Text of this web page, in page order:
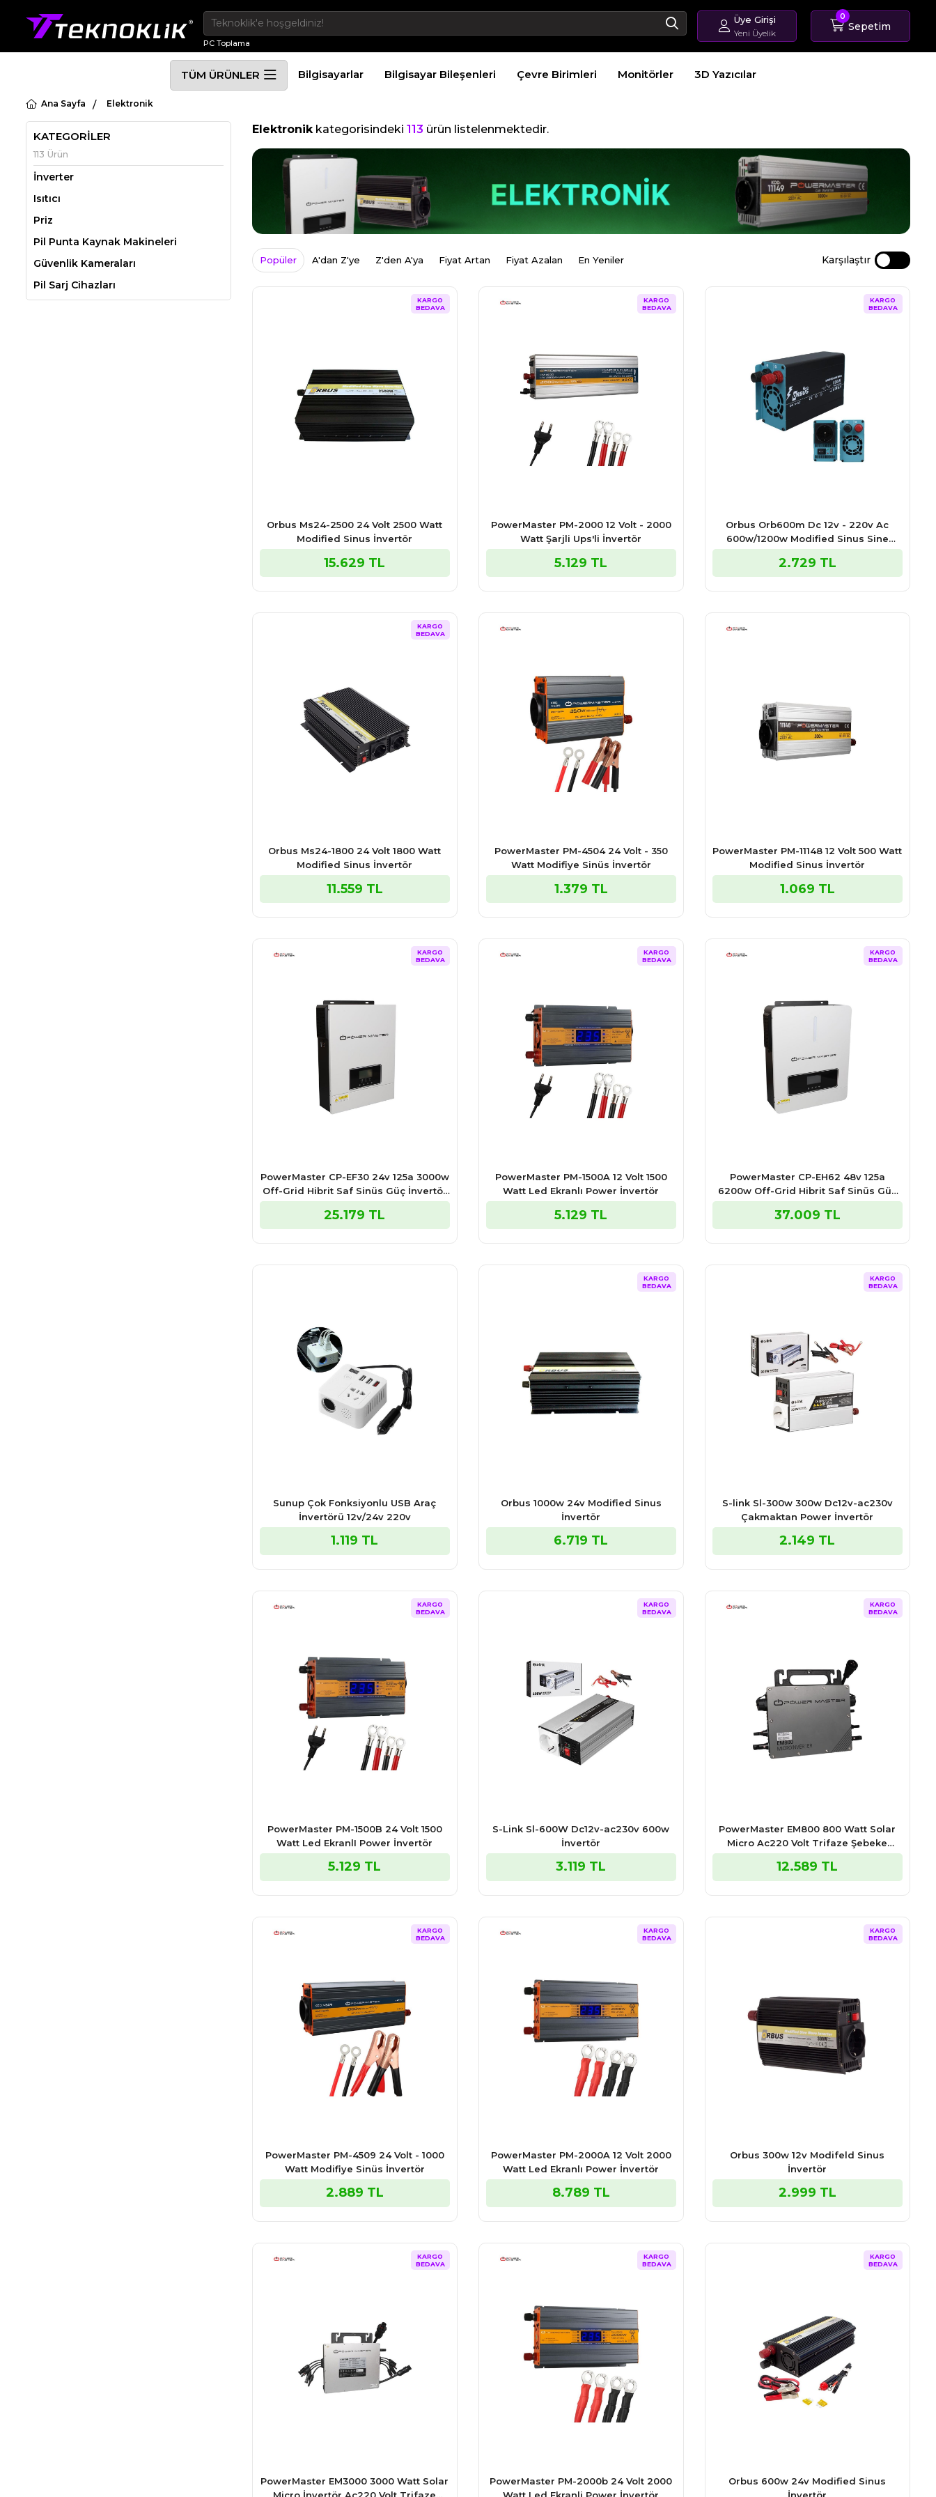
PC Toplama
Üye Girişi
Yeni Üyelik
Üye Ol
0
Sepetim
TÜM ÜRÜNLER Bilgisayarlar Bilgisayar Bileşenleri Çevre Birimleri Monitörler 3D Yazıcılar
Ana Sayfa Elektronik
KATEGORİLER
113 Ürün
İnverter
Isıtıcı
Priz
Pil Punta Kaynak Makineleri
Güvenlik Kameraları
Pil Sarj Cihazları
Elektronikkategorisindeki 113 ürün listelenmektedir.
Popüler A'dan Z'ye Z'den A'ya Fiyat Artan Fiyat Azalan En Yeniler Karşılaştır
Orbus Ms24-2500 24 Volt 2500 Watt
Modified Sinus İnvertör
15.629 TL
KARGO
BEDAVA
PowerMaster PM-2000 12 Volt - 2000
Watt Şarjli Ups'li İnvertör
5.129 TL
KARGO
BEDAVA
Orbus Orb600m Dc 12v - 220v Ac
600w/1200w Modified Sinus Sine
Wave İnvertör
2.729 TL
KARGO
BEDAVA
Orbus Ms24-1800 24 Volt 1800 Watt
Modified Sinus İnvertör
11.559 TL
KARGO
BEDAVA
PowerMaster PM-4504 24 Volt - 350
Watt Modifiye Sinüs İnvertör
1.379 TL
PowerMaster PM-11148 12 Volt 500 Watt
Modified Sinus İnvertör
1.069 TL
PowerMaster CP-EF30 24v 125a 3000w
Off-Grid Hibrit Saf Sinüs Güç İnvertör
(mppt Solar + Ac Şarj)
25.179 TL
KARGO
BEDAVA
PowerMaster PM-1500A 12 Volt 1500
Watt Led Ekranlı Power İnvertör
5.129 TL
KARGO
BEDAVA
PowerMaster CP-EH62 48v 125a
6200w Off-Grid Hibrit Saf Sinüs Güç
İnvertör (mppt Solar + Ac Şarj)
37.009 TL
KARGO
BEDAVA
Sunup Çok Fonksiyonlu USB Araç
İnvertörü 12v/24v 220v
1.119 TL
Orbus 1000w 24v Modified Sinus
İnvertör
6.719 TL
KARGO
BEDAVA
S-link Sl-300w 300w Dc12v-ac230v
Çakmaktan Power İnvertör
2.149 TL
KARGO
BEDAVA
PowerMaster PM-1500B 24 Volt 1500
Watt Led EkranlI Power İnvertör
5.129 TL
KARGO
BEDAVA
S-Link Sl-600W Dc12v-ac230v 600w
İnvertör
3.119 TL
KARGO
BEDAVA
PowerMaster EM800 800 Watt Solar
Micro Ac220 Volt Trifaze Şebeke
Bağlantılı Mppt İnvertör
12.589 TL
KARGO
BEDAVA
PowerMaster PM-4509 24 Volt - 1000
Watt Modifiye Sinüs İnvertör
2.889 TL
KARGO
BEDAVA
PowerMaster PM-2000A 12 Volt 2000
Watt Led Ekranlı Power İnvertör
8.789 TL
KARGO
BEDAVA
Orbus 300w 12v Modifeld Sinus
İnvertör
2.999 TL
KARGO
BEDAVA
PowerMaster EM3000 3000 Watt Solar
KARGO
BEDAVA
PowerMaster PM-2000b 24 Volt 2000
KARGO
BEDAVA
Orbus 600w 24v Modified Sinus
KARGO
BEDAVA